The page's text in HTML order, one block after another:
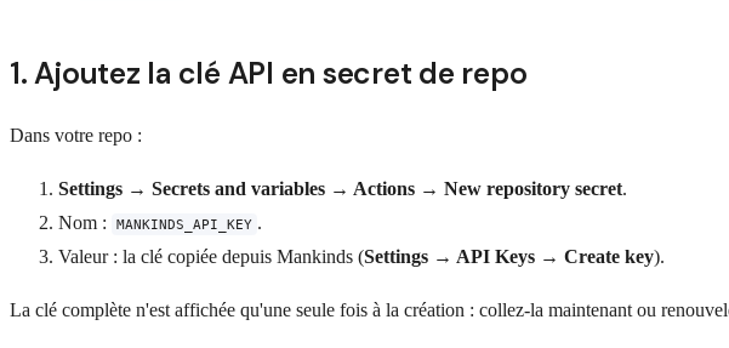
1. Ajoutez la clé API en secret de repo
Dans votre repo :
Settings → Secrets and variables → Actions → New repository secret.
Nom :
MANKINDS_API_KEY .
Valeur : la clé copiée depuis Mankinds (Settings → API Keys → Create key).
La clé complète n'est affichée qu'une seule fois à la création : collez-la maintenant ou